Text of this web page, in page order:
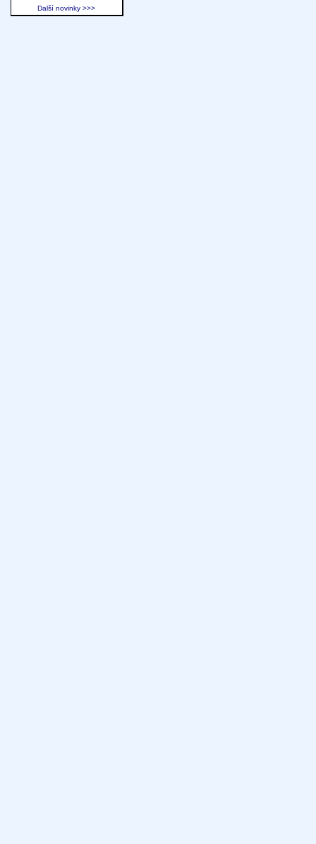
Další novinky >>>